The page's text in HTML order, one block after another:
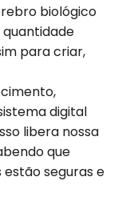
biológico
para criar,
digital
libera nossa
que
seguras e